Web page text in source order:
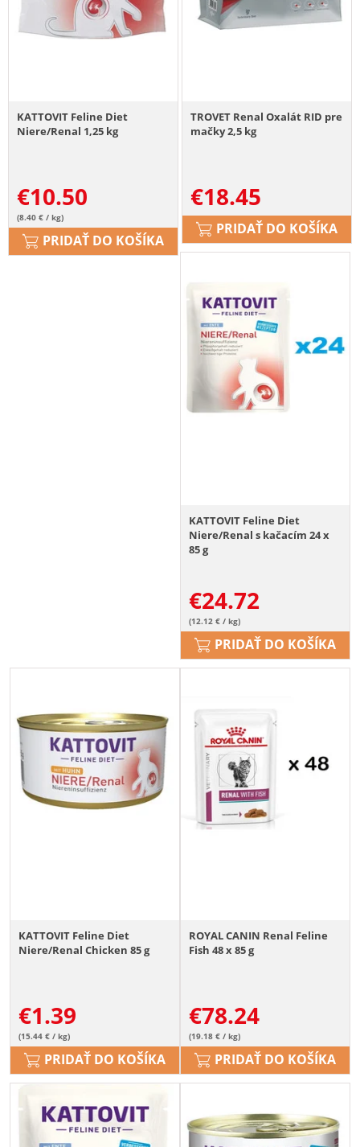
KATTOVIT Feline Diet
Niere/Renal 1,25 kg
€10.50
(8.40 € / kg)
PRIDAŤ DO KOŠÍKA
TROVET Renal Oxalát RID pre
mačky 2,5 kg
€18.45
PRIDAŤ DO KOŠÍKA
KATTOVIT Feline Diet
Niere/Renal s kačacím 24 x
85 g
€24.72
(12.12 € / kg)
PRIDAŤ DO KOŠÍKA
KATTOVIT Feline Diet
Niere/Renal Chicken 85 g
€1.39
(15.44 € / kg)
PRIDAŤ DO KOŠÍKA
ROYAL CANIN Renal Feline
Fish 48 x 85 g
€78.24
(19.18 € / kg)
PRIDAŤ DO KOŠÍKA